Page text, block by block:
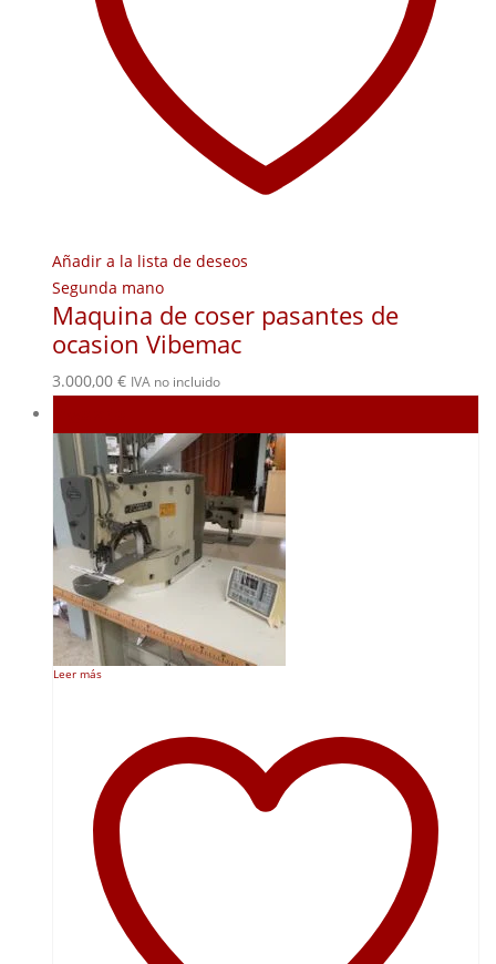
Añadir a la lista de deseos
Segunda mano
Maquina de coser pasantes de
ocasion Vibemac
3.000,00 € IVA no incluido
Leer más